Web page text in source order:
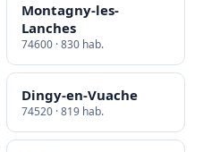
Montagny-les-
Lanches
74600 · 830 hab.
Dingy-en-Vuache
74520 · 819 hab.